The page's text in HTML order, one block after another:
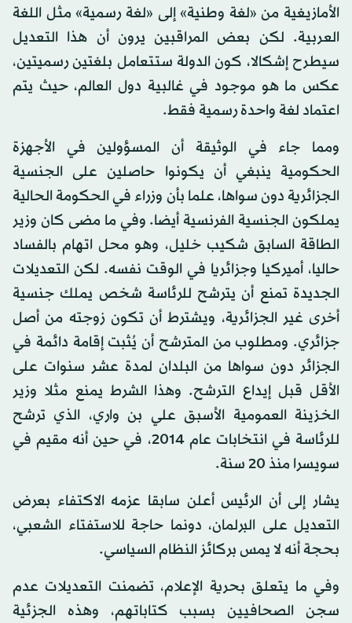
الأمازيغية من «لغة وطنية» إلى «لغة رسمية» مثل اللغة
العربية. لكن بعض المراقبين يرون أن هذا التعديل
سيطرح إشكالا، كون الدولة ستتعامل بلغتين رسميتين،
عكس ما هو موجود في غالبية دول العالم، حيث يتم
اعتماد لغة واحدة رسمية فقط.
ومما جاء في الوثيقة أن المسؤولين في الأجهزة
الحكومية ينبغي أن يكونوا حاصلين على الجنسية
الجزائرية دون سواها، علما بأن وزراء في الحكومة الحالية
يملكون الجنسية الفرنسية أيضا. وفي ما مضى كان وزير
الطاقة السابق شكيب خليل، وهو محل اتهام بالفساد
حاليا، أميركيا وجزائريا في الوقت نفسه. لكن التعديلات
الجديدة تمنع أن يترشح للرئاسة شخص يملك جنسية
أخرى غير الجزائرية، ويشترط أن تكون زوجته من أصل
جزائري. ومطلوب من المترشح أن يُثبت إقامة دائمة في
الجزائر دون سواها من البلدان لمدة عشر سنوات على
الأقل قبل إيداع الترشح. وهذا الشرط يمنع مثلا وزير
الخزينة العمومية الأسبق علي بن واري، الذي ترشح
للرئاسة في انتخابات عام 2014، في حين أنه مقيم في
سويسرا منذ 20 سنة.
يشار إلى أن الرئيس أعلن سابقا عزمه الاكتفاء بعرض
التعديل على البرلمان، دونما حاجة للاستفتاء الشعبي،
بحجة أنه لا يمس بركائز النظام السياسي.
وفي ما يتعلق بحرية الإعلام، تضمنت التعديلات عدم
سجن الصحافيين بسبب كتاباتهم، وهذه الجزئية